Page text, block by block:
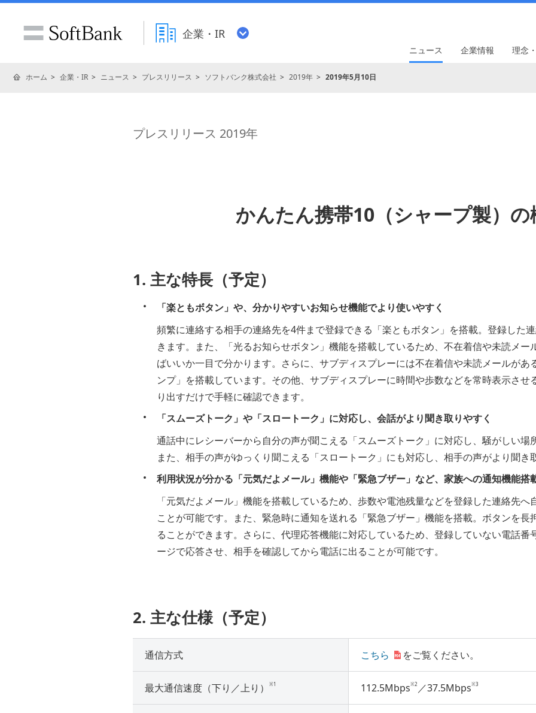
企業・IR
ニュース 企業情報 理念
ホーム 企業・IR ニュース プレスリリース ソフトバンク株式会社 2019年 2019年5月10日
プレスリリース 2019年
かんたん携帯10（シャープ製）の
1. 主な特長（予定）
「楽ともボタン」や、分かりやすいお知らせ機能でより使いやすく
頻繁に連絡する相手の連絡先を4件まで登録できる「楽ともボタン」を搭載。登録した
きます。また、「光るお知らせボタン」機能を搭載しているため、不在着信や未読メー
ばいいか一目で分かります。さらに、サブディスプレーには不在着信や未読メールがあ
ンプ」を搭載しています。その他、サブディスプレーに時間や歩数などを常時表示させ
り出すだけで手軽に確認できます。
「スムーズトーク」や「スロートーク」に対応し、会話がより聞き取りやすく
通話中にレシーバーから自分の声が聞こえる「スムーズトーク」に対応し、騒がしい場
また、相手の声がゆっくり聞こえる「スロートーク」にも対応し、相手の声がより聞き
利用状況が分かる「元気だよメール」機能や「緊急ブザー」など、家族への通知機能搭
「元気だよメール」機能を搭載しているため、歩数や電池残量などを登録した連絡先
ことが可能です。また、緊急時に通知を送れる「緊急ブザー」機能を搭載。ボタンを長
ることができます。さらに、代理応答機能に対応しているため、登録していない電話番
ージで応答させ、相手を確認してから電話に出ることが可能です。
2. 主な仕様（予定）
通信方式 こちら をご覧ください。
最大通信速度（下り／上り） ※1 112.5Mbps※2 ／37.5Mbps※3